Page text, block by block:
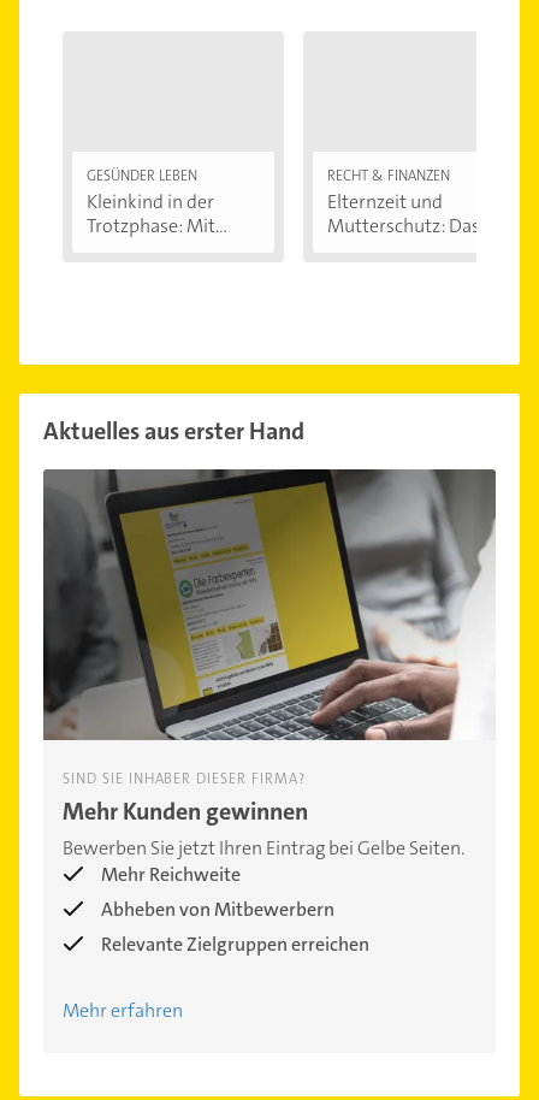
GESÜNDER LEBEN
Kleinkind in der
Trotzphase: Mit...
RECHT & FINANZEN
Elternzeit und
Mutterschutz: Das...
Aktuelles aus erster Hand
SIND SIE INHABER DIESER FIRMA?
Mehr Kunden gewinnen
Bewerben Sie jetzt Ihren Eintrag bei Gelbe Seiten.
Mehr Reichweite
Abheben von Mitbewerbern
Relevante Zielgruppen erreichen
Mehr erfahren